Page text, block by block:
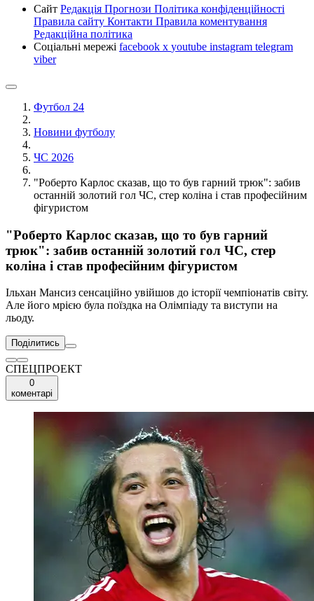
Сайт Редакція Прогнози Політика конфіденційності
Правила сайту Контакти Правила коментування
Редакційна політика
Соціальні мережі facebook x youtube instagram telegram
viber
Футбол 24
Новини футболу
ЧС 2026
"Роберто Карлос сказав, що то був гарний трюк": забив
останній золотий гол ЧС, стер коліна і став професійним
фігуристом
"Роберто Карлос сказав, що то був гарний
трюк": забив останній золотий гол ЧС, стер
коліна і став професійним фігуристом
Ільхан Мансиз сенсаційно увійшов до історії чемпіонатів світу.
Але його мрією була поїздка на Олімпіаду та виступи на
льоду.
Поділитись
СПЕЦПРОЕКТ
0
коментарі